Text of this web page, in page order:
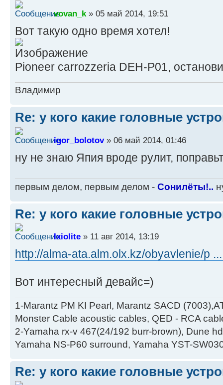
vovan_k » 05 май 2014, 19:51
Вот такую одно время хотел!
Pioneer carrozzeria DEH-P01,
Владимир
Re: у кого какие головные
igor_bolotov» 06 май 2014, 01:46
ну не знаю Япия вроде рулит,
первым делом, первым делом - Сонилёты!..
Re: у кого какие головные
Ixiolite » 11 авг 2014, 13:19
http://alma-ata.alm.olx.kz/obyavlenie/p
Вот интересный девайс=)
1-Marantz PM KI Pearl, Marantz SACD
Monster Cable acoustic cables, QED - RCA
2-Yamaha rx-v 467(24/192 burr-brown), Dune
Yamaha NS-P60 surround, Yamaha YST-
Re: у кого какие головные